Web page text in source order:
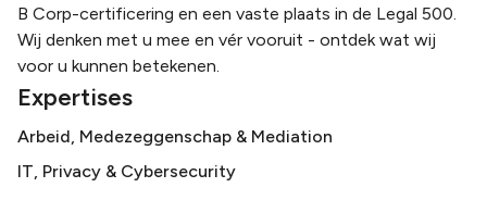
B Corp-certificering en een vaste plaats in de Legal 500.
Wij denken met u mee en vér vooruit - ontdek wat wij
voor u kunnen betekenen.
Expertises
Arbeid, Medezeggenschap & Mediation
IT, Privacy & Cybersecurity